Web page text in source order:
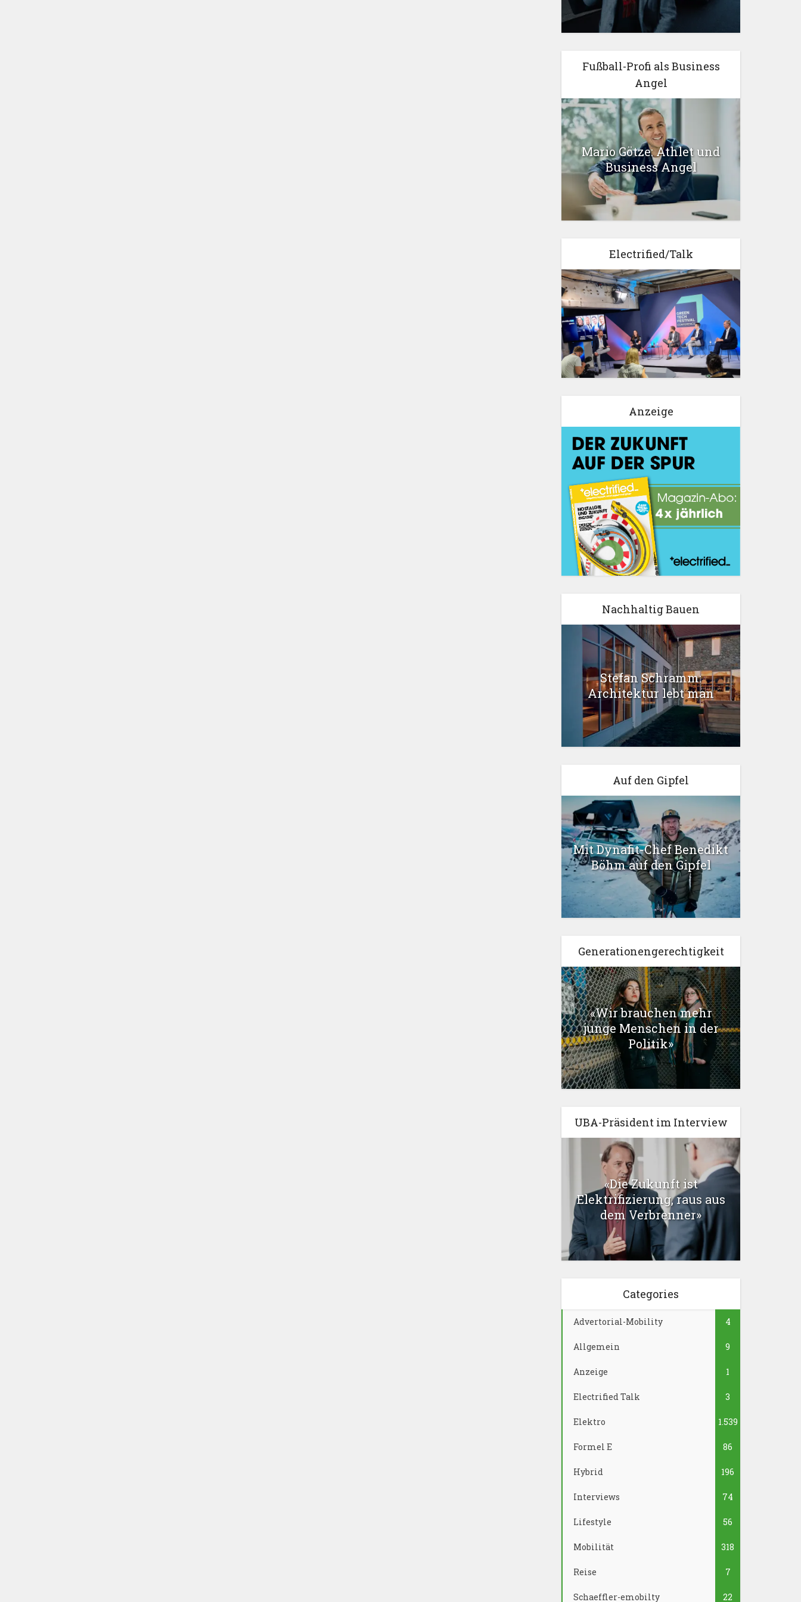
Fußball-Profi als Business
Angel
Mario Götze: Athlet und
Business Angel
Electrified/Talk
Anzeige
Nachhaltig Bauen
Stefan Schramm:
Architektur lebt man
Auf den Gipfel
Mit Dynafit-Chef Benedikt
Böhm auf den Gipfel
Generationengerechtigkeit
«Wir brauchen mehr
junge Menschen in der
Politik»
UBA-Präsident im Interview
«Die Zukunft ist
Elektrifizierung, raus aus
dem Verbrenner»
Categories
Advertorial-Mobility 4
Allgemein 9
Anzeige 1
Electrified Talk 3
Elektro 1.539
Formel E 86
Hybrid 196
Interviews 74
Lifestyle 56
Mobilität 318
Reise 7
Schaeffler-emobilty 22